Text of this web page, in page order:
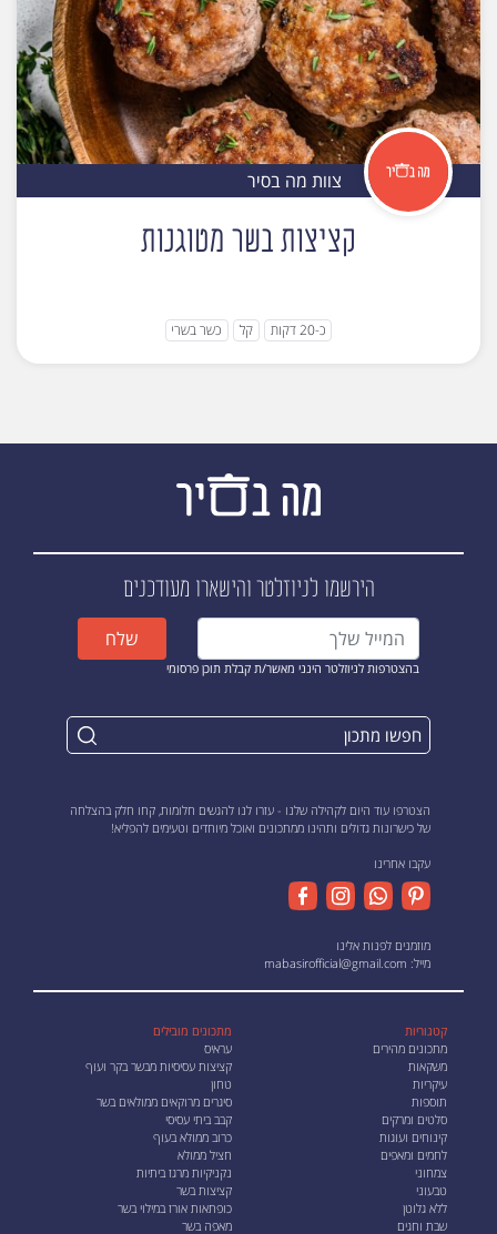
צוות מה בסיר
קציצות בשר מטוגנות
כ-20 דקות קל כשר בשרי
הירשמו לניוזלטרוהישארו מעודכנים
בהצטרפות לניוזלטר הינני מאשר/ת קבלת תוכן פרסומי
שלח
הצטרפו עוד היום לקהילה שלנו - עזרו לנו להגשים חלומות, קחו חלק בהצלחה
של כישרונות גדולים ותהינו ממתכונים ואוכל מיוחדים וטעימים להפליא!
עקבו אחרינו
מוזמנים לפנות אלינו
מייל: mabasirofficial@gmail.com
קטגוריות
מתכונים מהירים
משקאות
עיקריות
תוספות
סלטים ומרקים
קינוחים ועוגות
לחמים ומאפים
צמחוני
טבעוני
ללא גלוטן
שבת וחגים
מתכונים מובילים
עראיס
קציצות עסיסיות מבשר בקר ועוף
טחון
סיגרים מרוקאים ממולאים בשר
קבב ביתי עסיסי
כרוב ממולא בעוף
חציל ממולא
נקניקיות מרגז ביתיות
קציצות בשר
כופתאות אורז במילוי בשר
מאפה בשר